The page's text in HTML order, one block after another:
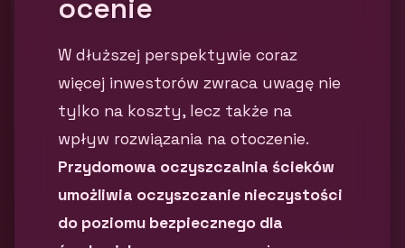
ocenie
W dłuższej perspektywie coraz
więcej inwestorów zwraca uwagę nie
tylko na koszty, lecz także na
wpływ rozwiązania na otoczenie.
Przydomowa oczyszczalnia ścieków
umożliwia oczyszczanie nieczystości
do poziomu bezpiecznego dla